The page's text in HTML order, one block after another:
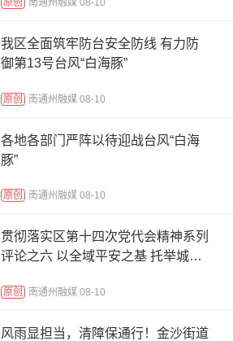
原创 南通州融媒 08-10
我区全面筑牢防台安全防线 有力防
御第13号台风“白海豚”
原创 南通州融媒 08-10
各地各部门严阵以待迎战台风“白海
豚”
原创 南通州融媒 08-10
贯彻落实区第十四次党代会精神系列
评论之六 以全域平安之基 托举城市
原创 南通州融媒 08-10
风雨显担当，清障保通行！金沙街道